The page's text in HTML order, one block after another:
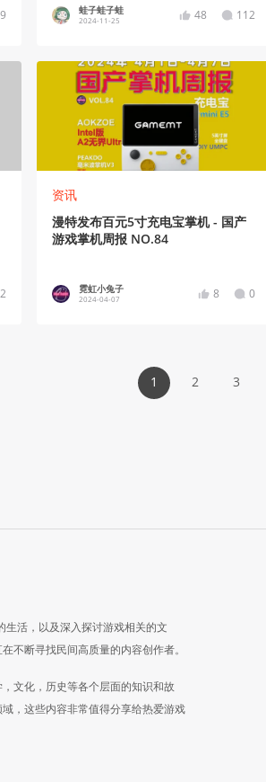
蛙子蛙子蛙
2024-11-25 48 112
2
资讯
漫特发布百元5寸充电宝掌机 - 国产
游戏掌机周报 NO.84
霓虹小兔子
2024-04-07 8 0
1 2 3
活，以及深入探讨游戏相关的文
不断寻找民间高质量的内容创作者。
文化，历史等各个层面的知识和故
，这些内容非常值得分享给热爱游戏